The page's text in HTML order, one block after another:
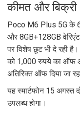
कीमत और बिक्री
Poco M6 Plus 5G के
और 8GB+128GB
पर विशेष छूट भी दे रही
को 1,000 रुपये का ऑफ
अतिरिक्त ऑफ दिया जा
यह स्मार्टफोन 15 अगस्त
उपलब्ध होगा।